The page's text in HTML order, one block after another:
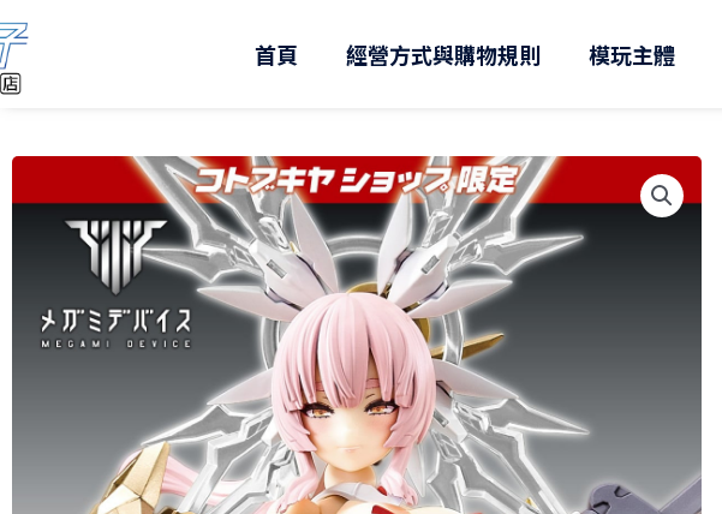
至
主
首頁 經營方式與購物規則 模玩主體